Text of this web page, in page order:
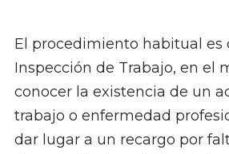
El procedimiento habitual es
Inspección de Trabajo, en el
conocer la existencia de un
trabajo o enfermedad
dar lugar a un recargo por